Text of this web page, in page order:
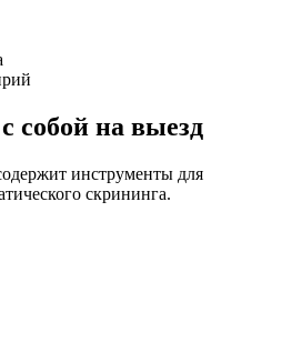
собой на выезд
инструменты для
скрининга.